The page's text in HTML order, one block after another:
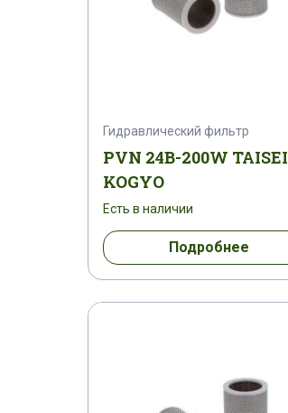
Гидравлический фильтр
PVN 24B-200W TAISEI
KOGYO
Есть в наличии
Подробнее